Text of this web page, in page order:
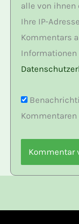
alle von ihnen
Ihre IP-
Kommentars